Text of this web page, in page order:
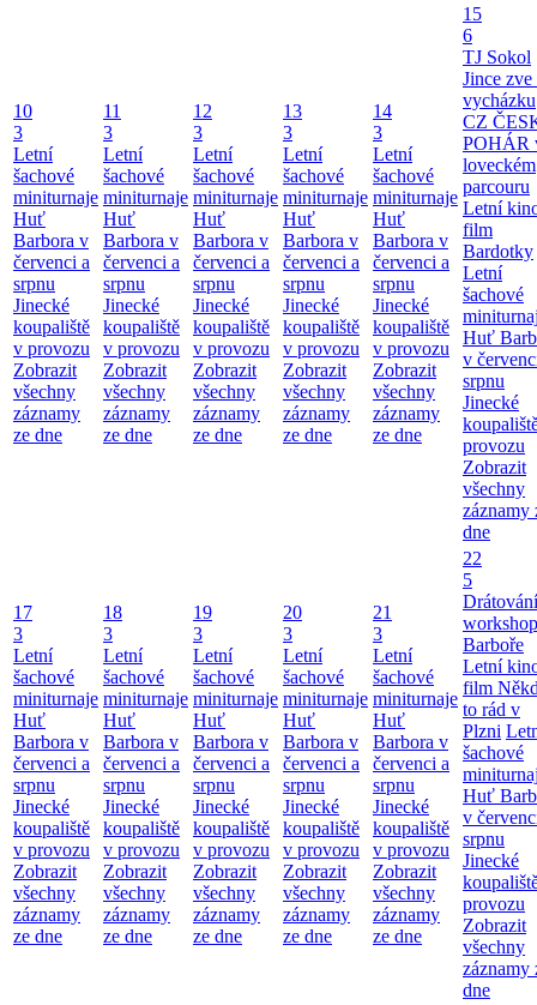
10
3
Letní
šachové
miniturnaje
Huť
Barbora v
červenci a
srpnu
Jinecké
koupaliště
v provozu
Zobrazit
všechny
záznamy
ze dne
11
3
Letní
šachové
miniturnaje
Huť
Barbora v
červenci a
srpnu
Jinecké
koupaliště
v provozu
Zobrazit
všechny
záznamy
ze dne
12
3
Letní
šachové
miniturnaje
Huť
Barbora v
červenci a
srpnu
Jinecké
koupaliště
v provozu
Zobrazit
všechny
záznamy
ze dne
13
3
Letní
šachové
miniturnaje
Huť
Barbora v
červenci a
srpnu
Jinecké
koupaliště
v provozu
Zobrazit
všechny
záznamy
ze dne
14
3
Letní
šachové
miniturnaje
Huť
Barbora v
červenci a
srpnu
Jinecké
koupaliště
v provozu
Zobrazit
všechny
záznamy
ze dne
15
6
TJ Sokol
Jince zve
vycházku
CZ
POHÁR
loveckém
parcouru
Letní
film
Bardotky
Letní
šachové
Huť
v
srpnu
Jinecké
provozu
Zobrazit
všechny
záznamy
dne
17
3
Letní
šachové
miniturnaje
Huť
Barbora v
červenci a
srpnu
Jinecké
koupaliště
v provozu
Zobrazit
všechny
záznamy
ze dne
18
3
Letní
šachové
miniturnaje
Huť
Barbora v
červenci a
srpnu
Jinecké
koupaliště
v provozu
Zobrazit
všechny
záznamy
ze dne
19
3
Letní
šachové
miniturnaje
Huť
Barbora v
červenci a
srpnu
Jinecké
koupaliště
v provozu
Zobrazit
všechny
záznamy
ze dne
20
3
Letní
šachové
miniturnaje
Huť
Barbora v
červenci a
srpnu
Jinecké
koupaliště
v provozu
Zobrazit
všechny
záznamy
ze dne
21
3
Letní
šachové
miniturnaje
Huť
Barbora v
červenci a
srpnu
Jinecké
koupaliště
v provozu
Zobrazit
všechny
záznamy
ze dne
22
5
Barboře
Letní
film
to rád v
Plzni
šachové
Huť
v
srpnu
Jinecké
provozu
Zobrazit
všechny
záznamy
dne